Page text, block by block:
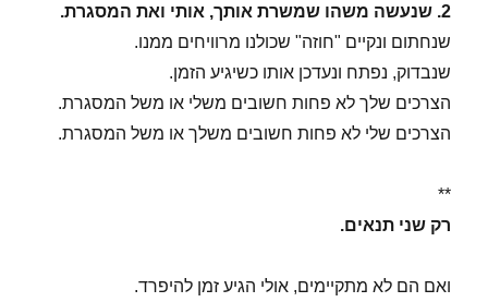
2. שנעשה משהו שמשרת אותך, אותי ואת המסגרת.
שנחתום ונקיים "חוזה" שכולנו מרוויחים ממנו.
שנבדוק, נפתח ונעדכן אותו כשיגיע הזמן.
הצרכים שלך לא פחות חשובים משלי או משל המסגרת.
הצרכים שלי לא פחות חשובים משלך או משל המסגרת.
**
רק שני תנאים.
ואם הם לא מתקיימים, אולי הגיע זמן להיפרד.